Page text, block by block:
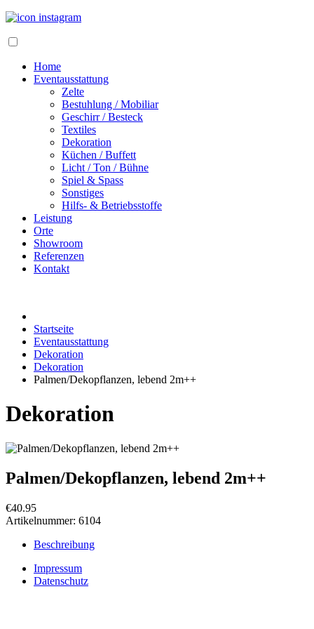
Home
Eventausstattung
Zelte
Bestuhlung / Mobiliar
Geschirr / Besteck
Textiles
Dekoration
Küchen / Buffett
Licht / Ton / Bühne
Spiel & Spass
Sonstiges
Hilfs- & Betriebsstoffe
Leistung
Orte
Showroom
Referenzen
Kontakt
Startseite
Eventausstattung
Dekoration
Dekoration
Palmen/Dekopflanzen, lebend 2m++
Dekoration
Palmen/Dekopflanzen, lebend 2m++
€40.95
Artikelnummer: 6104
Beschreibung
Impressum
Datenschutz